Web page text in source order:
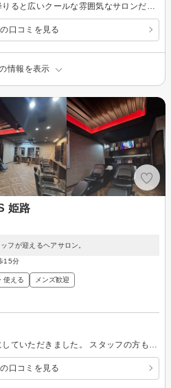
口コミを見る
情報を表示
姫路
フが迎えるヘアサロン。
15分
使える メンズ歓迎
口コミを見る